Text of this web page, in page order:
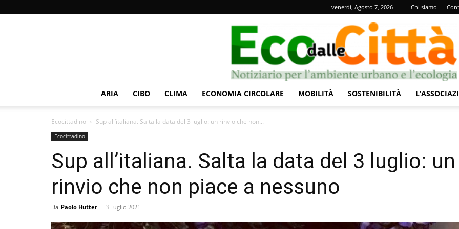
venerdì, Agosto 7, 2026 Chi siamo
ARIA CIBO CLIMA ECONOMIA CIRCOLARE MOBILITÀ SOSTENIBILITÀ
Ecocittadino Sup all’italiana. Salta la data del 3 luglio: un rinvio che non...
Ecocittadino
Sup all’italiana. Salta la data del 3 luglio: un
rinvio che non piace a nessuno
Da Paolo Hutter - 3 Luglio 2021